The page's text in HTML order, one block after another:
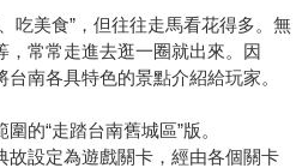
吃美食”，但往往走馬看花得多。無
，常常走進去逛一圈就出來。因
南各具特色的景點介紹給玩家。
的“走踏台南舊城區”版。
故設定為遊戲關卡，經由各個關卡